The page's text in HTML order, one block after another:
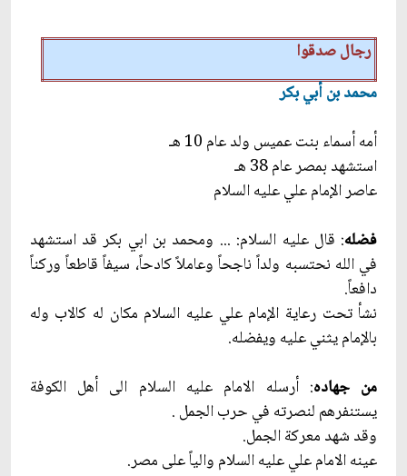
رجال صدقوا
محمد بن أبي بكر
أمه أسماء بنت عميس ‏ولد عام 10 هـ
استشهد بمصر عام 38 هـ
عاصر الإمام علي عليه السلام
فضله: قال عليه السلام: ... ومحمد بن ابي بكر قد استشهد
في الله نحتسبه ولداً ناجحاً وعاملاً كادحاً، سيفاً قاطعاً وركناً
دافعاً.
نشأ تحت رعاية الإمام علي عليه السلام مكان له كالاب وله
بالإمام يثني عليه ويفضله‏.
من جهاده: أرسله الامام عليه السلام الى أهل الكوفة
يستنفرهم لنصرته في حرب الجمل .
وقد شهد معركة الجمل.
عينه الامام علي عليه السلام والياً على مصر.